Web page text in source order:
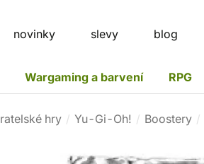
novinky slevy blog
Wargaming a barvení RPG
hry Yu-Gi-Oh! Boostery